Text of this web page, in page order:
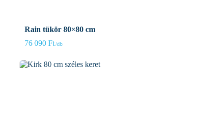
Rain tükör 80×80 cm
76 090 Ft